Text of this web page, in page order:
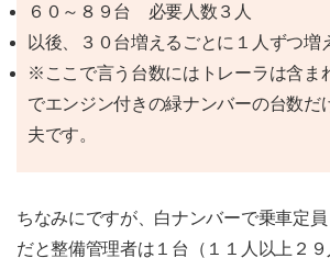
６０～８９台 必要人数３人
以後、３０台増えるごとに１人ずつ増
※ここで言う台数にはトレーラは含ま
でエンジン付きの緑ナンバーの台数だ
夫です。
ちなみにですが、白ナンバーで乗車定
だと整備管理者は１台（１１人以上２